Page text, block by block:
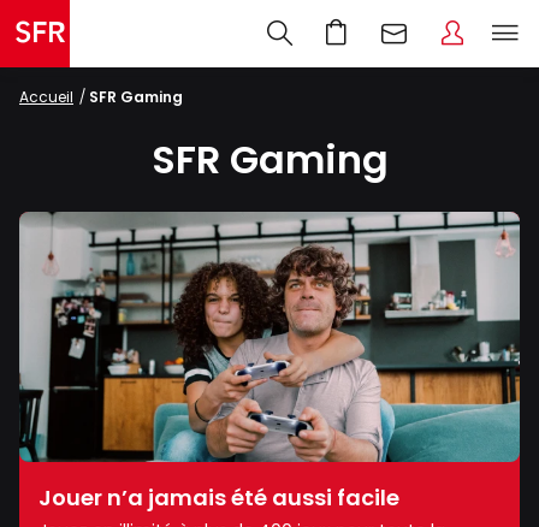
Accueil SFR Gaming
SFR Gaming
Jouer n’a jamais été aussi facile